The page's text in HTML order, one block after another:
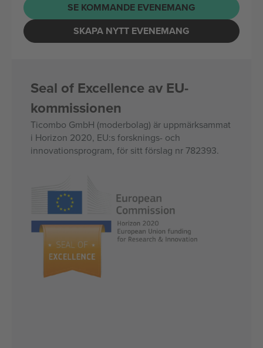
SE KOMMANDE EVENEMANG
SKAPA NYTT EVENEMANG
Seal of Excellence av EU-
kommissionen
Ticombo GmbH (moderbolag) är uppmärksammat
i Horizon 2020, EU:s forsknings- och
innovationsprogram, för sitt förslag nr 782393.